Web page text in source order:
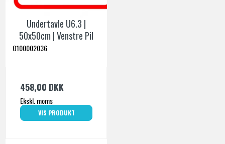
Undertavle U6.3 |
50x50cm | Venstre Pil
O100002036
458,00 DKK
Ekskl. moms
VIS PRODUKT